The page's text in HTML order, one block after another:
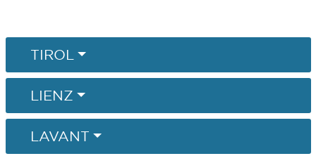
TIROL
LIENZ
LAVANT